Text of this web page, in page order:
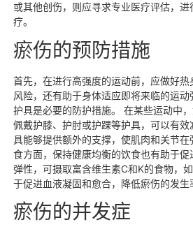
或其他创伤，则应寻求专业医疗评估，
疗。
瘀伤的预防措施
首先，在进行高强度的运动前，应做好
风险，还有助于身体适应即将来临的运
护具是必要的防护措施。 在某些运动中，
佩戴护膝、护肘或护踝等护具，可以有
具能够提供额外的支撑，使肌肉和关节
食方面，保持健康均衡的饮食也有助于
弹性，可摄取富含维生素C和K的食物，
于促进血液凝固和愈合，降低瘀伤的发生
瘀伤的并发症